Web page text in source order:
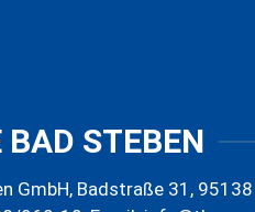
STEBEN
GmbH, Badstraße 31,